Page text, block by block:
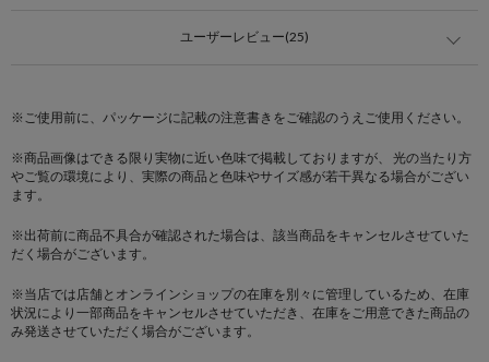
ユーザーレビュー(25)
※ご使用前に、パッケージに記載の注意書きをご確認のうえご使用ください。
※商品画像はできる限り実物に近い色味で掲載しておりますが、 光の当たり方
やご覧の環境により、実際の商品と色味やサイズ感が若干異なる場合がござい
ます。
※出荷前に商品不具合が確認された場合は、該当商品をキャンセルさせていた
だく場合がございます。
※当店では店舗とオンラインショップの在庫を別々に管理しているため、在庫
状況により一部商品をキャンセルさせていただき、在庫をご用意できた商品の
み発送させていただく場合がございます。